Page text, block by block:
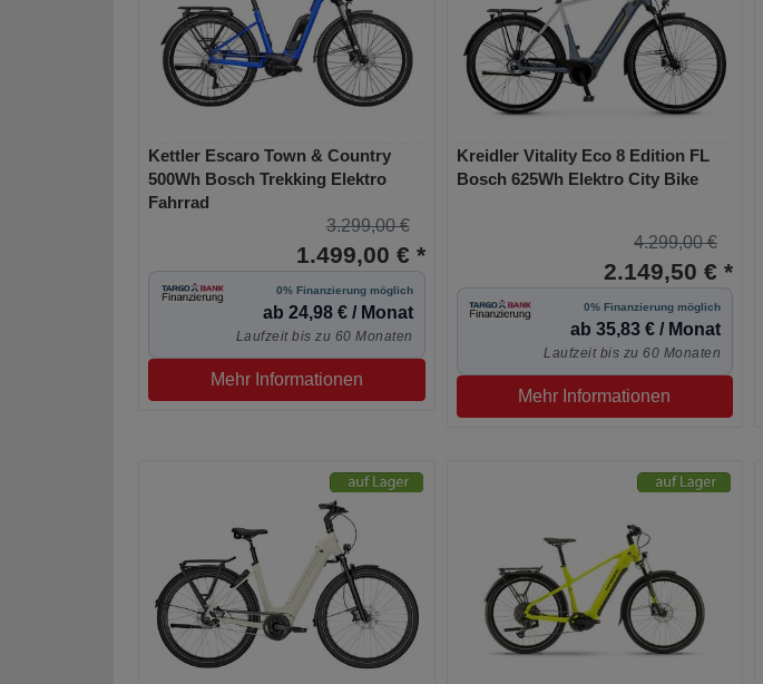
Kettler Escaro Town & Country
500Wh Bosch Trekking Elektro
Fahrrad
3.299,00 €
1.499,00 € *
0% Finanzierung möglich
ab 24,98 € / Monat
Laufzeit bis zu 60 Monaten
Mehr Informationen
Kreidler Vitality Eco 8 Edition FL
Bosch 625Wh Elektro City Bike
4.299,00 €
2.149,50 € *
0% Finanzierung möglich
ab 35,83 € / Monat
Laufzeit bis zu 60 Monaten
Mehr Informationen